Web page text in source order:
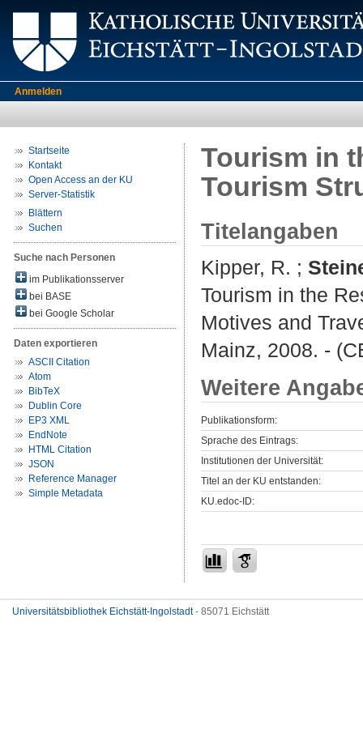
Anmelden
Startseite
Kontakt
Open Access an der KU
Server-Statistik
Blättern
Suchen
Suche nach Personen
im Publikationsserver
bei BASE
bei Google Scholar
Daten exportieren
ASCII Citation
Atom
BibTeX
Dublin Core
EP3 XML
EndNote
HTML Citation
JSON
Reference Manager
Simple Metadata
Tourism in
Tourism
Titelangaben
Kipper, R. ;
Tourism in the
Motives and
Mainz, 2008. -
Weitere
Publikationsform:
Sprache des Eintrags:
Institutionen der Universität:
Titel an der KU entstanden:
KU.edoc-ID:
Universitätsbibliothek Eichstätt-Ingolstadt- 85071 Eichstätt